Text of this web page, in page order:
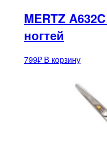
MERTZ
ногтей
799₽ В корзину